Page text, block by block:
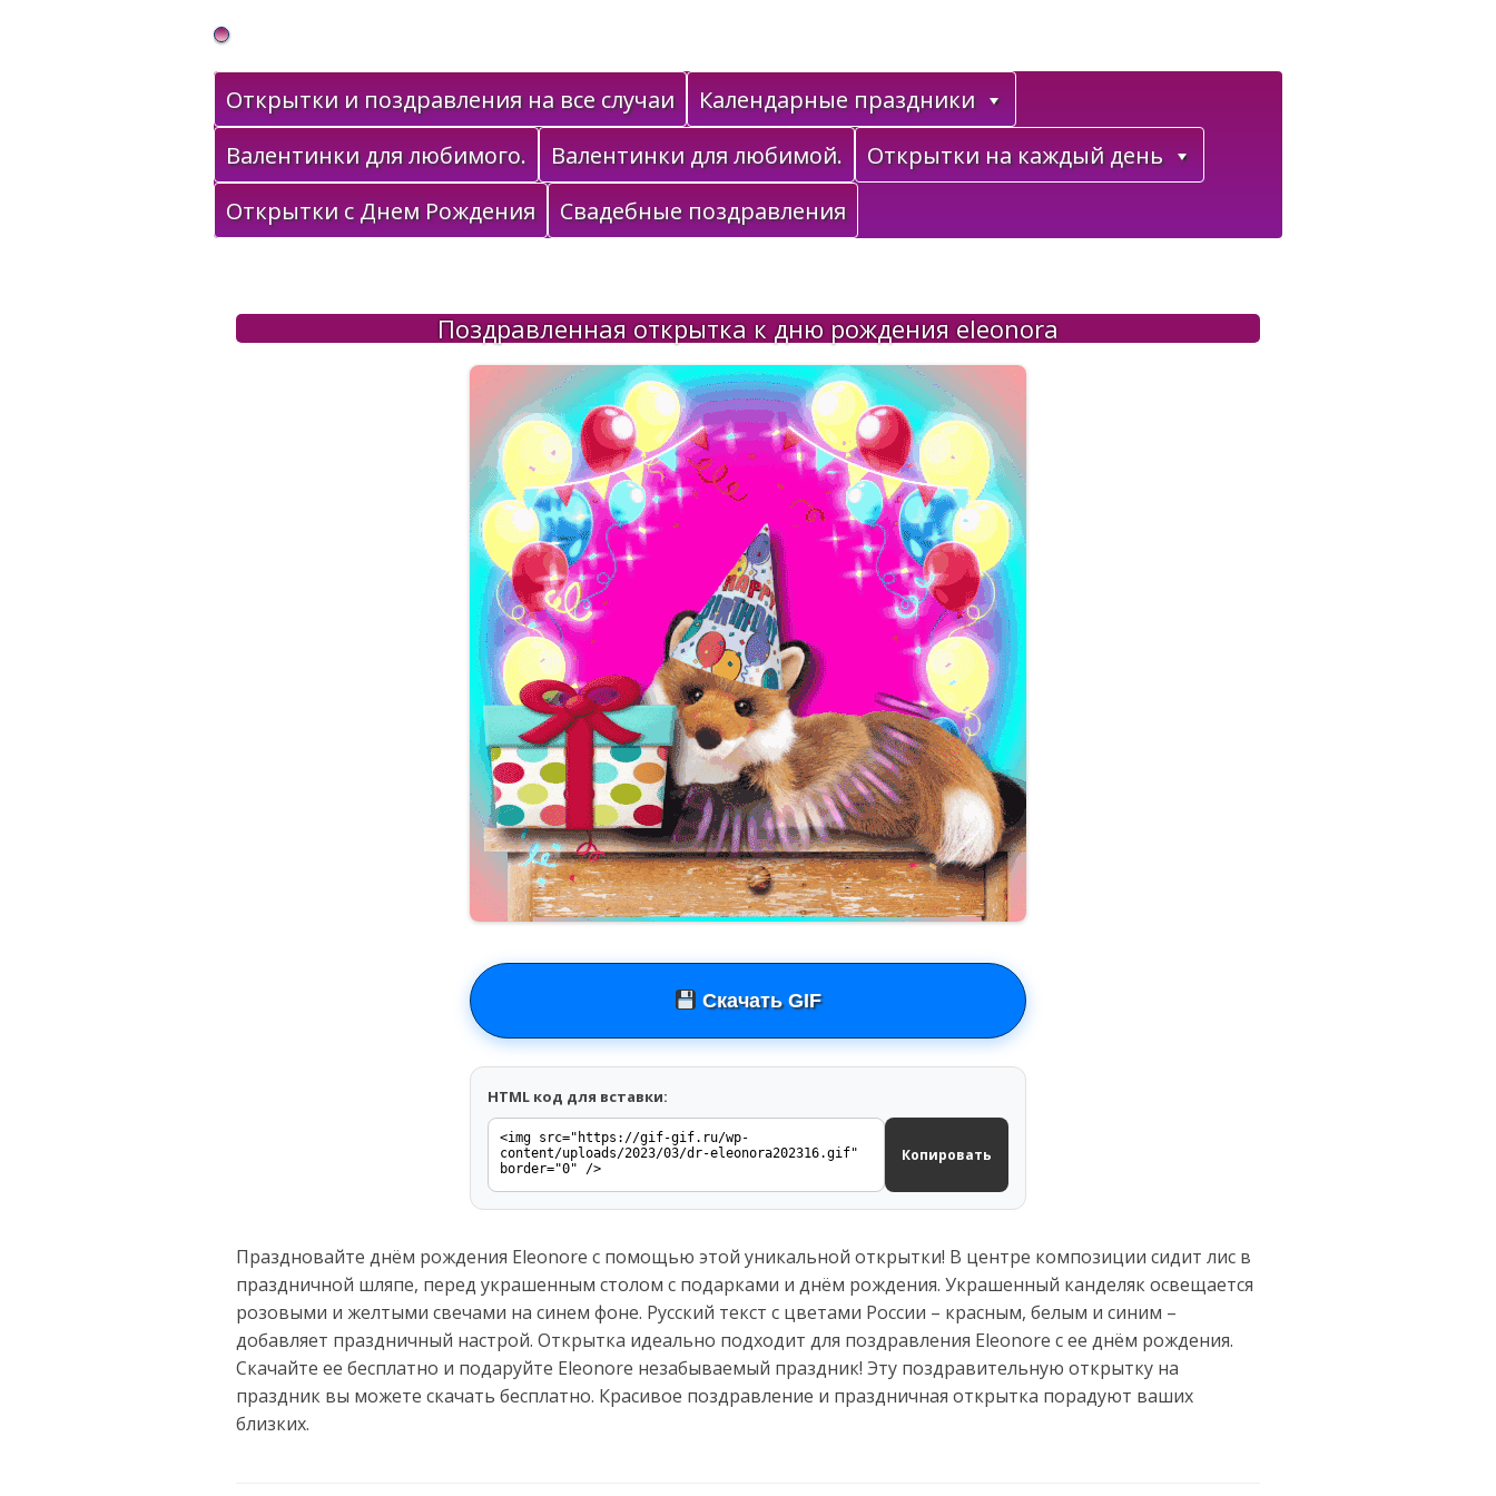
Gif Открытки в подарок
Открытки и поздравления на все случаи
Календарные праздники
Валентинки для любимого.
Валентинки для любимой.
Открытки на каждый день
Открытки с Днем Рождения
Свадебные поздравления
Поздравленная открытка к дню рождения eleonora
Скачать GIF
HTML код для вставки:
Копировать
Праздновайте днём рождения Eleonore с помощью этой уникальной открытки! В центре композиции сидит лис в
праздничной шляпе, перед украшенным столом с подарками и днём рождения. Украшенный канделяк освещается
розовыми и желтыми свечами на синем фоне. Русский текст с цветами России – красным, белым и синим –
добавляет праздничный настрой. Открытка идеально подходит для поздравления Eleonore с ее днём рождения.
Скачайте ее бесплатно и подаруйте Eleonore незабываемый праздник! Эту поздравительную открытку на
праздник вы можете скачать бесплатно. Красивое поздравление и праздничная открытка порадуют ваших
близких.